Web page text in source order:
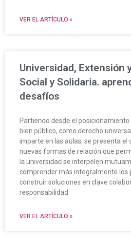
VER EL ARTÍCULO »
Universidad, Extensión
Social y Solidaria.
desafíos
Partiendo desde el
bien público, como derecho
imparte en las aulas, se presenta el
nuevas formas de relación que
la universidad se interpelen
comprender más integralmente los
construir soluciones en clave
responsabilidad.
VER EL ARTÍCULO »